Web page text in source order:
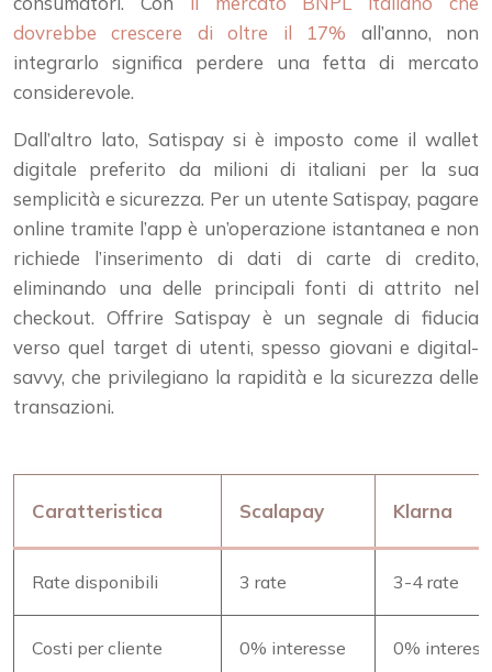
dovrebbe crescere di oltre il 17% all’anno, non
integrarlo significa perdere una fetta di mercato
considerevole.
Dall’altro lato, Satispay si è imposto come il wallet
digitale preferito da milioni di italiani per la sua
semplicità e sicurezza. Per un utente Satispay, pagare
online tramite l’app è un’operazione istantanea e non
richiede l’inserimento di dati di carte di credito,
eliminando una delle principali fonti di attrito nel
checkout. Offrire Satispay è un segnale di fiducia
verso quel target di utenti, spesso giovani e digital-
savvy, che privilegiano la rapidità e la sicurezza delle
transazioni.
Caratteristica Scalapay Klarna
Rate disponibili 3 rate 3-4 rate
Costi per cliente 0% interesse 0%